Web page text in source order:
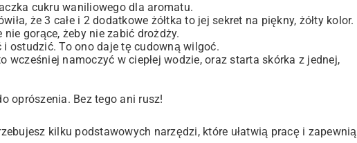
cukru waniliowego dla aromatu.
że 3 całe i 2 dodatkowe żółtka to jej sekret na piękny, żółty kolor.
nie gorące, żeby nie zabić drożdży.
i ostudzić. To ono daje tę cudowną wilgoć.
wcześniej namoczyć w ciepłej wodzie, oraz starta skórka z jednej,
oprószenia. Bez tego ani rusz!
kilku podstawowych narzędzi, które ułatwią pracę i zapewnią